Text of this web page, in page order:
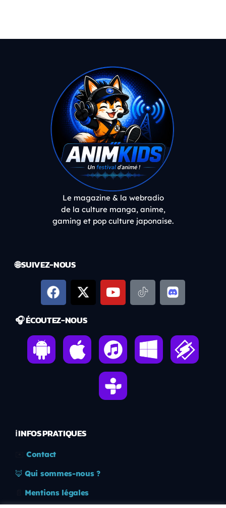
Le magazine & la webradio
de la culture manga, anime,
gaming et pop culture japonaise.
🌐 SUIVEZ-NOUS
🎧 ÉCOUTEZ-NOUS
ℹ️ INFOS PRATIQUES
Contact
🦊 Qui sommes-nous ?
Mentions légales